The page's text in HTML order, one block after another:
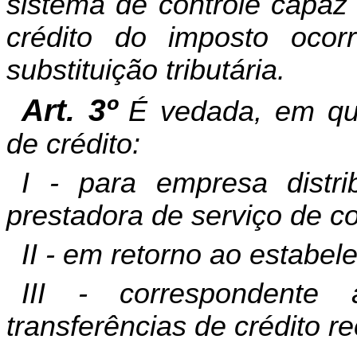
crédito do imposto
substituição tributária.
Art. 3º É vedada, em
de crédito:
I - para empresa
prestadora de serviço de
II - em retorno ao
III -
transferências de crédito